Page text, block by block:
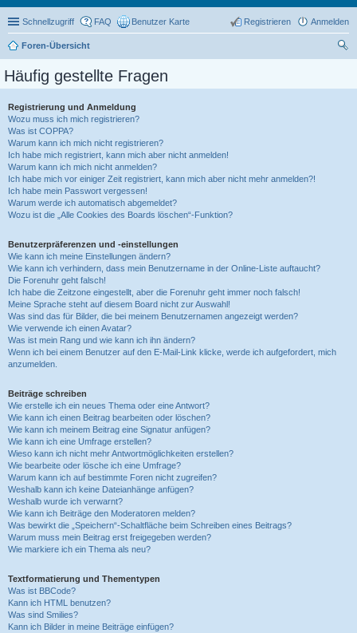
Schnellzugriff FAQ Benutzer Karte Anmelden
Registrieren
Foren-Übersicht
Häufig gestellte Fragen
Registrierung und Anmeldung
Wozu muss ich mich registrieren?
Was ist COPPA?
Warum kann ich mich nicht registrieren?
Ich habe mich registriert, kann mich aber nicht anmelden!
Warum kann ich mich nicht anmelden?
Ich habe mich vor einiger Zeit registriert, kann mich aber nicht mehr anmelden?!
Ich habe mein Passwort vergessen!
Warum werde ich automatisch abgemeldet?
Wozu ist die „Alle Cookies des Boards löschen“-Funktion?
Benutzerpräferenzen und -einstellungen
Wie kann ich meine Einstellungen ändern?
Wie kann ich verhindern, dass mein Benutzername in der Online-Liste auftaucht?
Die Forenuhr geht falsch!
Ich habe die Zeitzone eingestellt, aber die Forenuhr geht immer noch falsch!
Meine Sprache steht auf diesem Board nicht zur Auswahl!
Was sind das für Bilder, die bei meinem Benutzernamen angezeigt werden?
Wie verwende ich einen Avatar?
Was ist mein Rang und wie kann ich ihn ändern?
Wenn ich bei einem Benutzer auf den E-Mail-Link klicke, werde ich aufgefordert, mich
anzumelden.
Beiträge schreiben
Wie erstelle ich ein neues Thema oder eine Antwort?
Wie kann ich einen Beitrag bearbeiten oder löschen?
Wie kann ich meinem Beitrag eine Signatur anfügen?
Wie kann ich eine Umfrage erstellen?
Wieso kann ich nicht mehr Antwortmöglichkeiten erstellen?
Wie bearbeite oder lösche ich eine Umfrage?
Warum kann ich auf bestimmte Foren nicht zugreifen?
Weshalb kann ich keine Dateianhänge anfügen?
Weshalb wurde ich verwarnt?
Wie kann ich Beiträge den Moderatoren melden?
Was bewirkt die „Speichern“-Schaltfläche beim Schreiben eines Beitrags?
Warum muss mein Beitrag erst freigegeben werden?
Wie markiere ich ein Thema als neu?
Textformatierung und Thementypen
Was ist BBCode?
Kann ich HTML benutzen?
Was sind Smilies?
Kann ich Bilder in meine Beiträge einfügen?